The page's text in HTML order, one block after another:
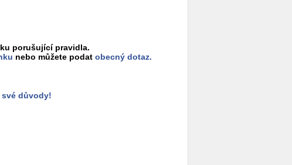
porušující pravidla.
nebo můžete podat obecný dotaz.
důvody!